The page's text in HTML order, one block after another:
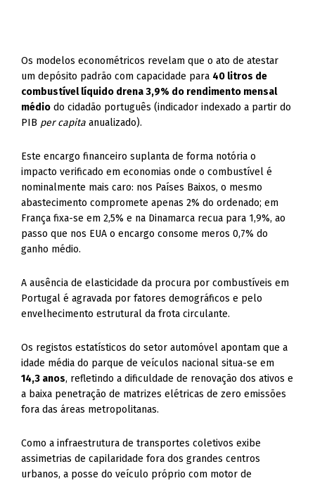
Os modelos econométricos revelam que o ato de atestar
um depósito padrão com capacidade para 40 litros de
combustível líquido drena 3,9% do rendimento mensal
médio do cidadão português (indicador indexado a partir do
PIB per capita anualizado).
Este encargo financeiro suplanta de forma notória o
impacto verificado em economias onde o combustível é
nominalmente mais caro: nos Países Baixos, o mesmo
abastecimento compromete apenas 2% do ordenado; em
França fixa-se em 2,5% e na Dinamarca recua para 1,9%, ao
passo que nos EUA o encargo consome meros 0,7% do
ganho médio.
A ausência de elasticidade da procura por combustíveis em
Portugal é agravada por fatores demográficos e pelo
envelhecimento estrutural da frota circulante.
Os registos estatísticos do setor automóvel apontam que a
idade média do parque de veículos nacional situa-se em
14,3 anos, refletindo a dificuldade de renovação dos ativos e
a baixa penetração de matrizes elétricas de zero emissões
fora das áreas metropolitanas.
Como a infraestrutura de transportes coletivos exibe
assimetrias de capilaridade fora dos grandes centros
urbanos, a posse do veículo próprio com motor de